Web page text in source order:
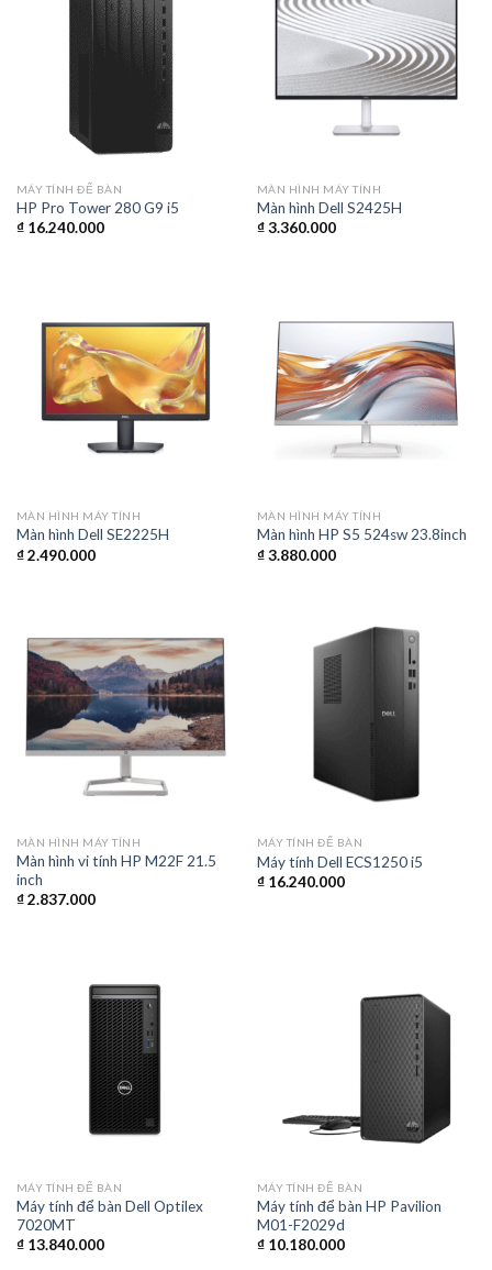
MÁY TÍNH ĐỂ BÀN
HP Pro Tower 280 G9 i5
₫16.240.000
MÀN HÌNH MÁY TÍNH
Màn hình Dell S2425H
₫3.360.000
MÀN HÌNH MÁY TÍNH
Màn hình Dell SE2225H
₫2.490.000
MÀN HÌNH MÁY TÍNH
Màn hình HP S5 524sw 23.8inch
₫3.880.000
MÀN HÌNH MÁY TÍNH
Màn hình vi tính HP M22F 21.5
inch
₫2.837.000
MÁY TÍNH ĐỂ BÀN
Máy tính Dell ECS1250 i5
₫16.240.000
MÁY TÍNH ĐỂ BÀN
Máy tính để bàn Dell Optilex
7020MT
₫13.840.000
MÁY TÍNH ĐỂ BÀN
Máy tính để bàn HP Pavilion
M01-F2029d
₫10.180.000